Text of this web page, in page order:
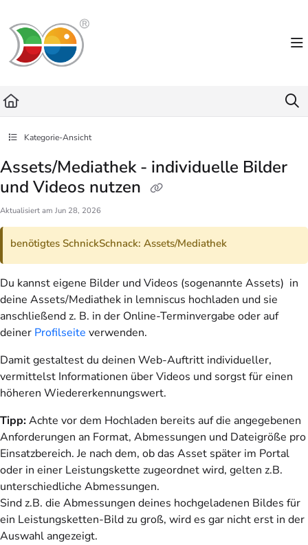
Fetch the complete documentation index at:
Use this file to discover all available pages before exploring further.
Kategorie-Ansicht
Assets/Mediathek - individuelle Bilder
und Videos nutzen
Aktualisiert am Jun 28, 2026
benötigtes SchnickSchnack: Assets/Mediathek
Du kannst eigene Bilder und Videos (sogenannte Assets) in
deine Assets/Mediathek in lemniscus hochladen und sie
anschließend z. B. in der Online-Terminvergabe oder auf
deiner Profilseite verwenden.
Damit gestaltest du deinen Web-Auftritt individueller,
vermittelst Informationen über Videos und sorgst für einen
höheren Wiedererkennungswert.
Tipp:Achte vor dem Hochladen bereits auf die angegebenen
Anforderungen an Format, Abmessungen und Dateigröße pro
Einsatzbereich. Je nach dem, ob das Asset später im Portal
oder in einer Leistungskette zugeordnet wird, gelten z.B.
unterschiedliche Abmessungen.
Sind z.B. die Abmessungen deines hochgeladenen Bildes für
ein Leistungsketten-Bild zu groß, wird es gar nicht erst in der
Auswahl angezeigt.